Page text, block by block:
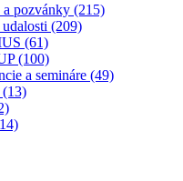
a pozvánky (215)
(209)
(61)
(100)
a semináre (49)
(13)